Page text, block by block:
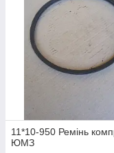
11*10-950 Ремінь
ЮМЗ